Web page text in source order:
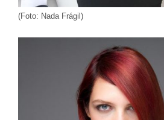
(Foto: Nada Frágil)